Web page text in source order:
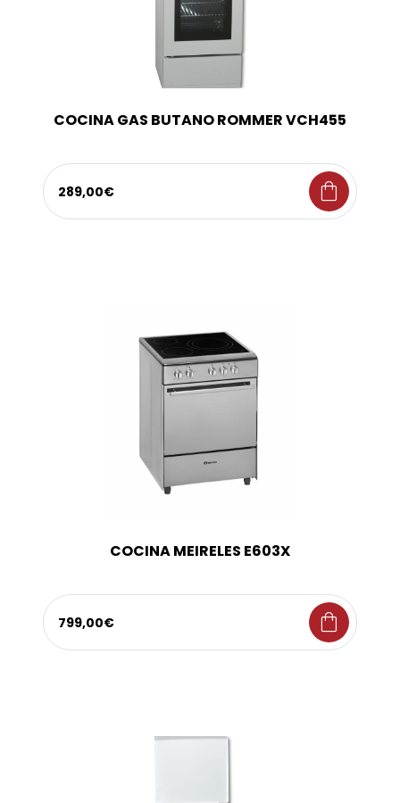
COCINA GAS BUTANO ROMMER VCH455
289,00€ shopping_bag
COCINA MEIRELES E603X
799,00€ shopping_bag